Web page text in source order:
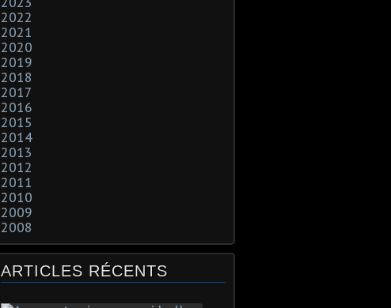
2022
2021
2020
2019
2018
2017
2016
2015
2014
2013
2012
2011
2010
2009
2008
ARTICLES RÉCENTS